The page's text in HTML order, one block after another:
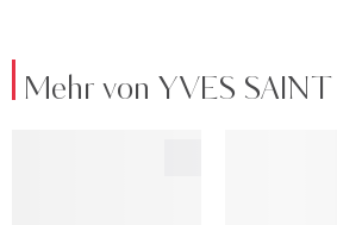
Mehr von YVES